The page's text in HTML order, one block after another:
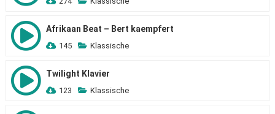
Afrikaan Beat – Bert kaempfert
145 Klassische
Twilight Klavier
123 Klassische